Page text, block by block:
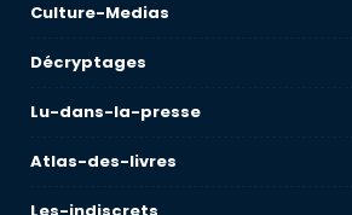
Culture-Medias
Décryptages
Lu-dans-la-presse
Atlas-des-livres